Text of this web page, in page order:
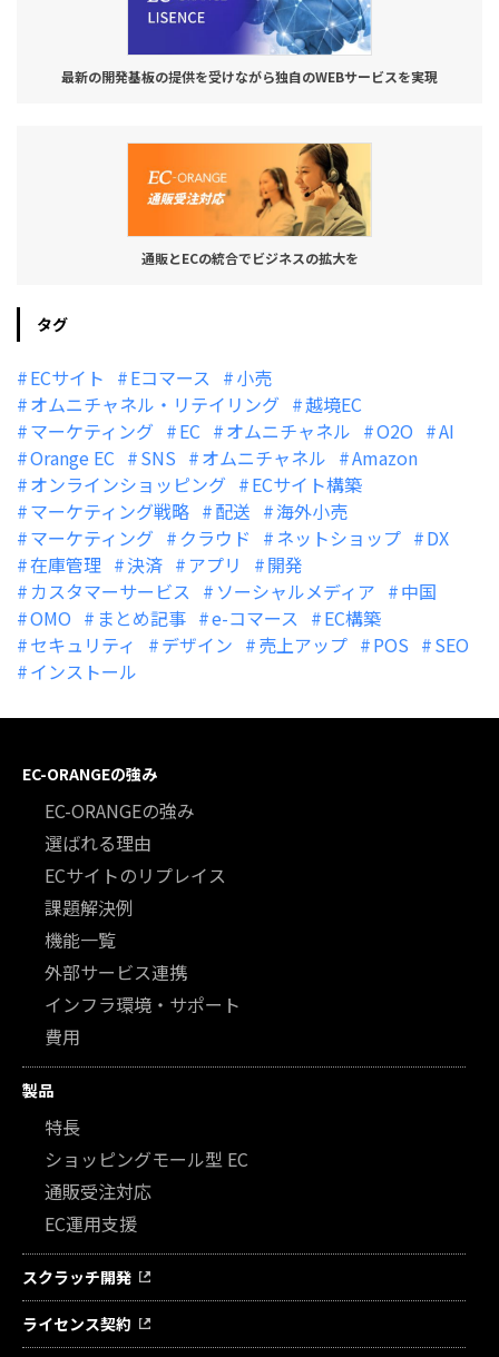
最新の開発基板の提供を受けながら独自のWEBサービスを実現
通販とECの統合でビジネスの拡大を
タグ
ECサイト Eコマース
小売
オムニチャネル・リテイリング
越境EC
マーケティング
EC オムニチャネル O2O
AI
Orange EC
SNS オムニチャネル
Amazon
オンラインショッピング
ECサイト構築
マーケティング戦略
配送
海外小売
マーケティング
クラウド ネットショップ
DX
在庫管理
決済 アプリ
開発
カスタマーサービス
ソーシャルメディア
中国
OMO
まとめ記事 e-コマース
EC構築
セキュリティ
デザイン 売上アップ POS
SEO
インストール
EC-ORANGEの強み
EC-ORANGEの強み
選ばれる理由
ECサイトのリプレイス
課題解決例
機能一覧
外部サービス連携
インフラ環境・サポート
費用
製品
特長
ショッピングモール型 EC
通販受注対応
EC運用支援
スクラッチ開発
ライセンス契約